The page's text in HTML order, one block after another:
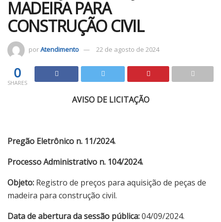
MADEIRA PARA
CONSTRUÇÃO CIVIL
porAtendimento 22 de agosto de 2024
0
SHARES
AVISO DE LICITAÇÃO
Pregão Eletrônico n. 11/2024.
Processo Administrativo n. 104/2024.
Objeto: Registro de preços para aquisição de peças de
madeira para construção civil.
Data de abertura da sessão pública:04/09/2024.